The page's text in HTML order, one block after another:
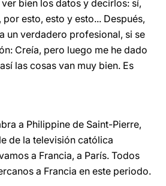
bien los datos y decirlos: sí,
esto, esto y esto... Después,
un verdadero profesional, si se
Creía, pero luego me he dado
las cosas van muy bien. Es
a Philippine de Saint-Pierre,
de la televisión católica
a Francia, a París. Todos
a Francia en este periodo.